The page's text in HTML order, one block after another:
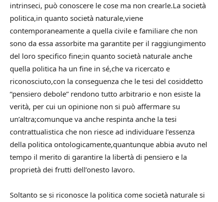
intrinseci, può conoscere le cose ma non crearle.La società
politica,in quanto società naturale,viene
contemporaneamente a quella civile e familiare che non
sono da essa assorbite ma garantite per il raggiungimento
del loro specifico fine;in quanto società naturale anche
quella politica ha un fine in sé,che va ricercato e
riconosciuto,con la conseguenza che le tesi del cosiddetto
“pensiero debole” rendono tutto arbitrario e non esiste la
verità, per cui un opinione non si può affermare su
un’altra;comunque va anche respinta anche la tesi
contrattualistica che non riesce ad individuare l’essenza
della politica ontologicamente,quantunque abbia avuto nel
tempo il merito di garantire la libertà di pensiero e la
proprietà dei frutti dell’onesto lavoro.
Soltanto se si riconosce la politica come società naturale si